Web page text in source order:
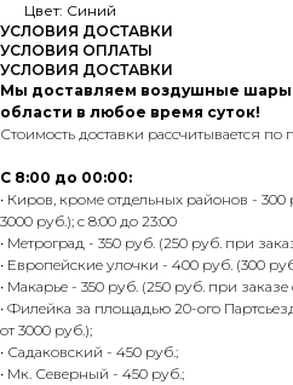
Цвет: Синий
УСЛОВИЯ ДОСТАВКИ
УСЛОВИЯ ОПЛАТЫ
УСЛОВИЯ ДОСТАВКИ
Мы доставляем воздушные шары
области в любое время суток!
Стоимость доставки рассчитывается
С 8:00 до 00:00:
• Киров, кроме отдельных районов - 300
3000 руб.); с 8:00 до 23:00
• Метроград - 350 руб. (250 руб. при
• Европейские улочки - 400 руб. (300
• Макарье - 350 руб. (250 руб. при заказе
• Филейка за площадью 20-ого
от 3000 руб.);
• Садаковский - 450 руб.;
• Мк. Северный - 450 руб.;